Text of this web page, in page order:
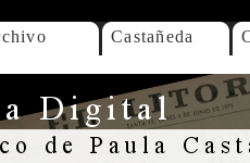
Castañeda